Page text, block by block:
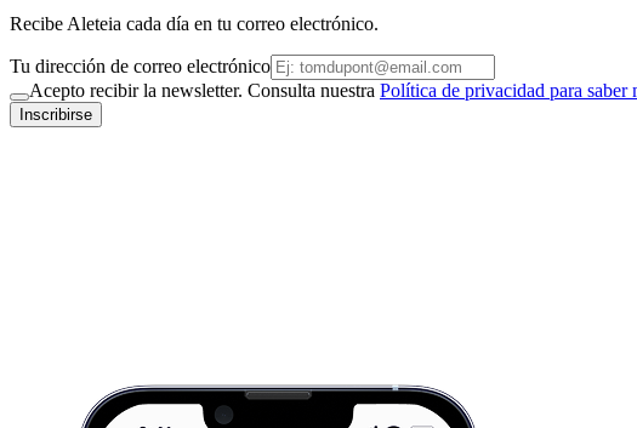
Recibe Aleteia cada día en tu correo electrónico.
Tu dirección de correo electrónico
Acepto recibir la newsletter. Consulta nuestra Política de privacidad para saber
Inscribirse